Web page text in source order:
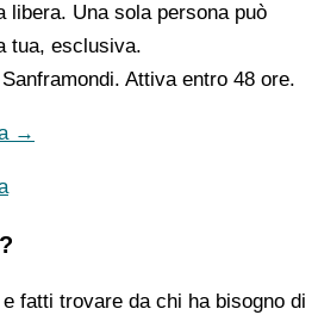
libera. Una sola persona può
tua, esclusiva.
Attiva entro 48 ore.
→
fatti trovare da chi ha bisogno di